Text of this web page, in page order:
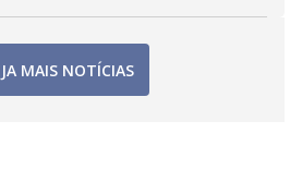
MAIS NOTÍCIAS